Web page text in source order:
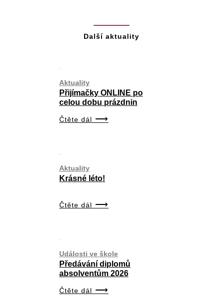
Další aktuality
Aktuality
Přijímačky ONLINE po
celou dobu prázdnin
Čtěte dál
Aktuality
Krásné léto!
Čtěte dál
Události ve škole
Předávání diplomů
absolventům 2026
Čtěte dál